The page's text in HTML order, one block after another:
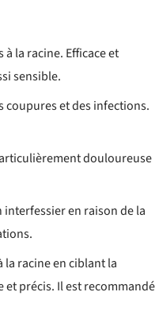
la racine. Efficace et
sensible.
coupures et des infections.
douloureuse
en raison de la
racine en ciblant la
et précis. Il est recommandé